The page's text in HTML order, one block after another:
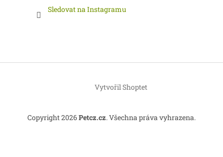
Sledovat na Instagramu
Vytvořil Shoptet
Copyright 2026Petcz.cz. Všechna práva vyhrazena.